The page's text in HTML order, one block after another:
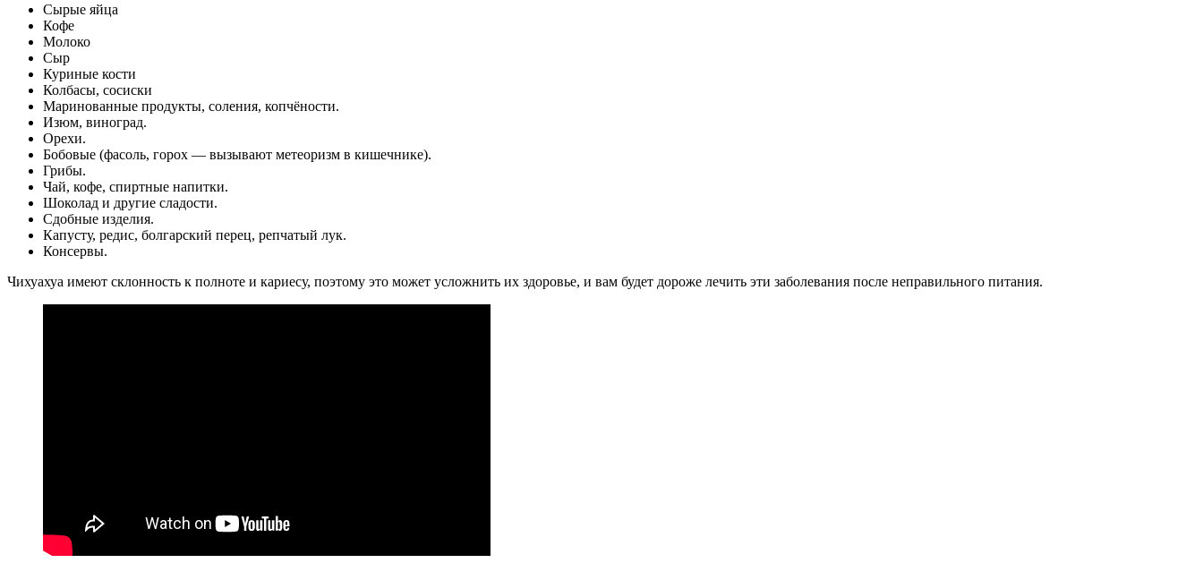
Сырые яйца
Кофе
Молоко
Сыр
Куриные кости
Колбасы, сосиски
Маринованные продукты, соления, копчёности.
Изюм, виноград.
Орехи.
Бобовые (фасоль, горох — вызывают метеоризм в кишечнике).
Грибы.
Чай, кофе, спиртные напитки.
Шоколад и другие сладости.
Сдобные изделия.
Капусту, редис, болгарский перец, репчатый лук.
Консервы.
Чихуахуа имеют склонность к полноте и кариесу, поэтому это может усложнить их здоровье, и вам будет дороже лечить эти заболевания после неправильного питания.